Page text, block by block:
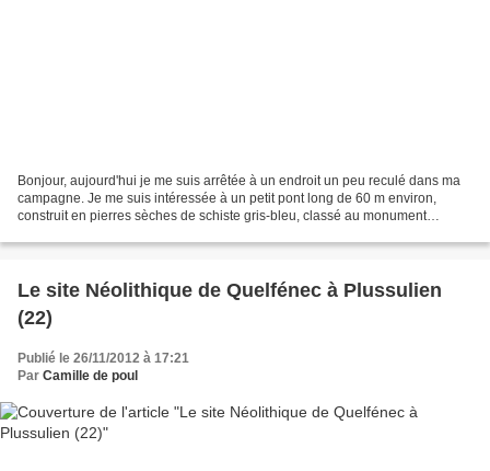
Bonjour, aujourd'hui je me suis arrêtée à un endroit un peu reculé dans ma
campagne. Je me suis intéressée à un petit pont long de 60 m environ,
construit en pierres sèches de schiste gris-bleu, classé au monument
Le site Néolithique de Quelfénec à Plussulien
(22)
Publié le 26/11/2012 à 17:21
Par Camille de poul